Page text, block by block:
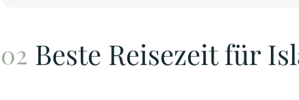
Beste Reisezeit für